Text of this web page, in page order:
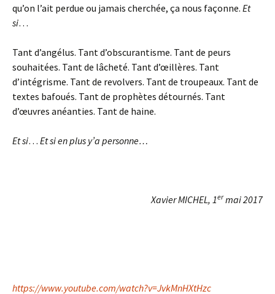
qu’on l’ait perdue ou jamais cherchée, ça nous façonne. Et
si…
Tant d’angélus. Tant d’obscurantisme. Tant de peurs
souhaitées. Tant de lâcheté. Tant d’œillères. Tant
d’intégrisme. Tant de revolvers. Tant de troupeaux. Tant de
textes bafoués. Tant de prophètes détournés. Tant
d’œuvres anéanties. Tant de haine.
Et si… Et si en plus y’a personne…
Xavier MICHEL, 1ermai 2017
https://www.youtube.com/watch?v=JvkMnHXtHzc